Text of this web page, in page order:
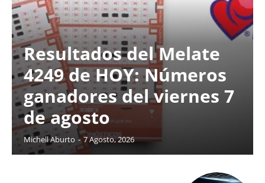
Resultados del Melate
4249 de HOY: Números
ganadores del viernes 7
de agosto
Michell Aburto - 7 Agosto, 2026